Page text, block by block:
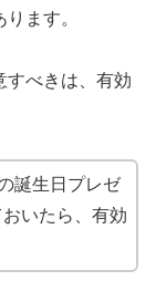
ます。
すべきは、有効
誕生日プレゼ
いたら、有効